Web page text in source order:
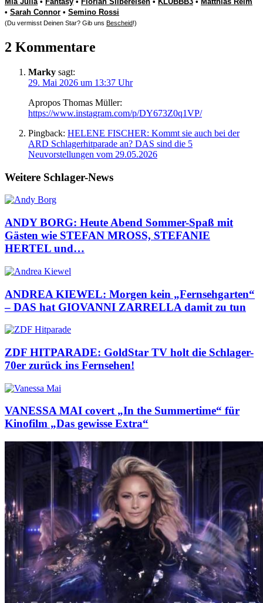
• Sarah Connor • Semino Rossi
(Du vermisst Deinen Star? Gib uns Bescheid!)
2 Kommentare
Marky sagt:
29. Mai 2026 um 13:37 Uhr
Apropos Thomas Müller:
https://www.instagram.com/p/DY673Z0q1VP/
Pingback: HELENE FISCHER: Kommt sie auch bei der
ARD Schlagerhitparade an? DAS sind die 5
Neuvorstellungen vom 29.05.2026
Weitere Schlager-News
ANDY BORG: Heute Abend Sommer-Spaß mit
Gästen wie STEFAN MROSS, STEFANIE
HERTEL und…
ANDREA KIEWEL: Morgen kein „Fernsehgarten“
– DAS hat GIOVANNI ZARRELLA damit zu tun
ZDF HITPARADE: GoldStar TV holt die Schlager-
70er zurück ins Fernsehen!
VANESSA MAI covert „In the Summertime“ für
Kinofilm „Das gewisse Extra“